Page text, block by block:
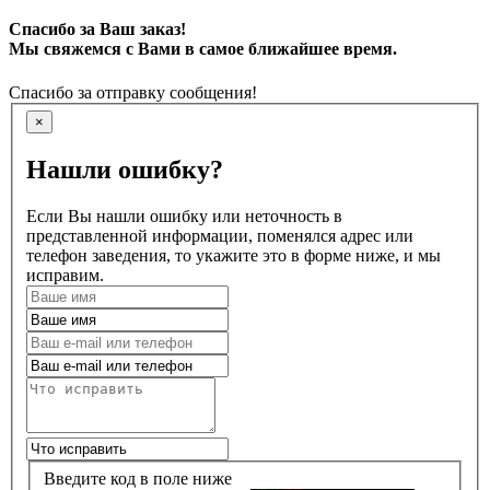
Спасибо за Ваш заказ!
Мы свяжемся с Вами в самое ближайшее время.
Спасибо за отправку сообщения!
×
Нашли ошибку?
Если Вы нашли ошибку или неточность в
представленной информации, поменялся адрес или
телефон заведения, то укажите это в форме ниже, и мы
исправим.
Введите код в поле ниже